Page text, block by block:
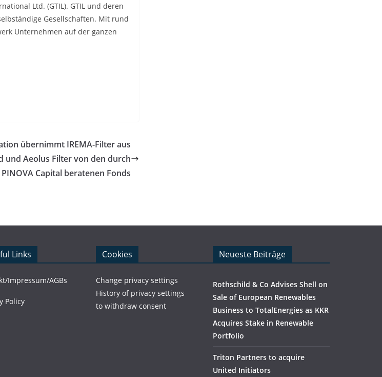
Ltd. (GTIL). GTIL und deren
Gesellschaften. Mit rund
Unternehmen auf der ganzen
übernimmt IREMA-Filter aus
und Aeolus Filter von den durch
PINOVA Capital beratenen Fonds
Links
Impressum/AGBs
Policy
Cookies
Change privacy settings
History of privacy settings
to withdraw consent
Neueste Beiträge
Rothschild & Co Advises Shell on
Sale of European Renewables
Business to TotalEnergies as KKR
Acquires Stake in Renewable
Portfolio
Triton Partners to acquire
United Initiators